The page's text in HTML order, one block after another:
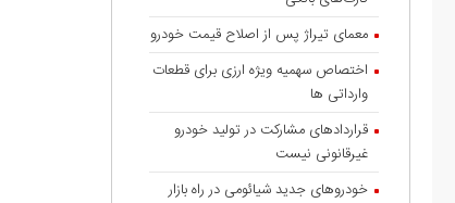
معمای تیراژ پس از اصلاح قیمت خودرو
اختصاص سهمیه ویژه ارزی برای قطعات
وارداتی ها
قراردادهای مشارکت در تولید خودرو
غیرقانونی نیست
خودروهای جدید شیائومی در راه بازار